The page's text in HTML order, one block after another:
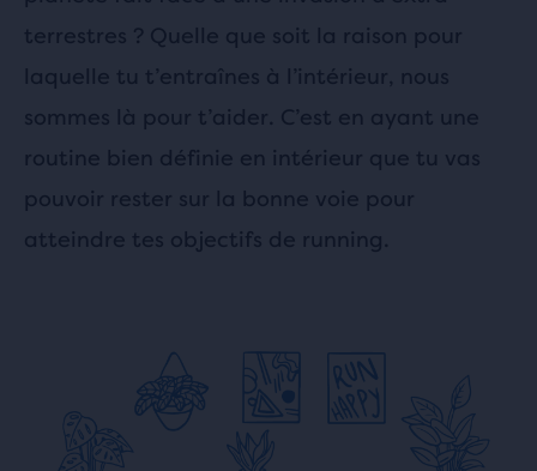
terrestres ? Quelle que soit la raison pour
laquelle tu t’entraînes à l’intérieur, nous
sommes là pour t’aider. C’est en ayant une
routine bien définie en intérieur que tu vas
pouvoir rester sur la bonne voie pour
atteindre tes objectifs de running.